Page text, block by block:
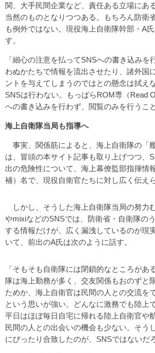
関、大手民間企業など、責任ある立場にあ
当然のものとなりつつある。もちろん防衛
も例外ではない。現役海上自衛隊幹部・A
す。
「細心の注意を払ってSNSへの書き込みを
わぬかたちで情報を流出させたり、諸外国
ントを与えてしまうのではとの懸念は拭え
SNSは行わない。もっぱらROM専（Read
への書き込みを行わず、閲覧のみを行うこ
海上自衛隊当局も指導へ
事実、関係筋によると、海上自衛隊の「
は、冒頭の本サイト記事も取り上げつつ、
出の危険性について、海上幕僚監部指揮情
補）名で、現役自衛官たちに対し広く伝え
しかし、そうした海上自衛隊当局の努力
やmixiなどのSNSでは、防衛省・自衛隊の
する情報だけが、広く漏洩しているのが現
いて、前出のA氏は次のように話す。
「そもそも自衛隊には閉鎖的なところがあ
隊は海上勤務が多く、交友関係もおのずと
ためか、海上自衛官は民間の人との交流を
という思いが強い。どんなに激務でも陸上
平日はほぼ毎日自宅に帰れる陸上自衛官や
民間の人との出会いの機会も少ない。そう
にぴったり合致したのが、SNSではないだ